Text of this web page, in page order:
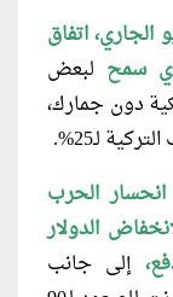
اعتبارًا من 17 مايو الجاري، اتفاق
سمح لبعض
دون جمارك،
لـ25%.
الحرب
الدولار
إلى جانب